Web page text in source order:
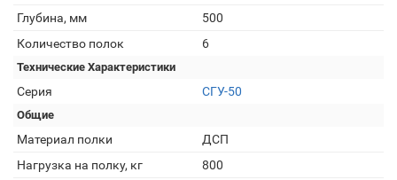
Глубина, мм
500
Количество полок
6
Технические Характеристики
Серия СГУ-50
Общие
Материал полки
ДСП
Нагрузка на полку, кг
800